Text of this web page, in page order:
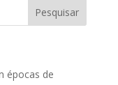
épocas de